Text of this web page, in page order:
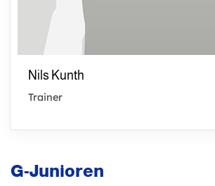
Nils Kunth
Trainer
G-Junioren